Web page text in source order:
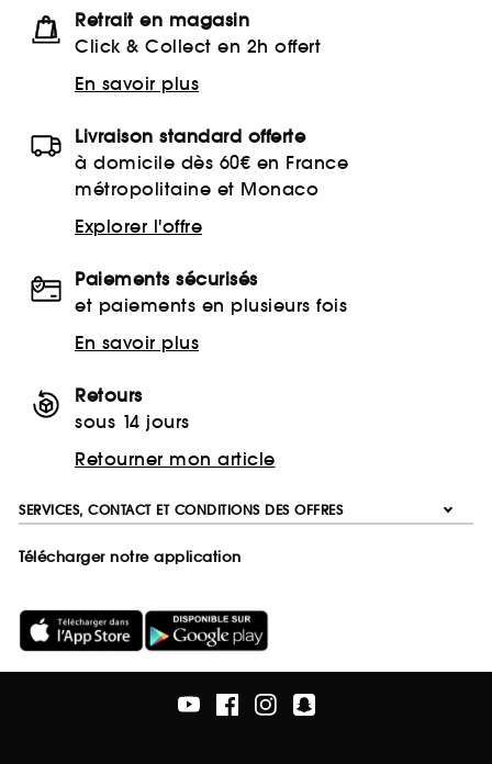
Retrait en magasin
Click & Collect en 2h offert
En savoir plus
Livraison standard offerte
à domicile dès 60€ en France
métropolitaine et Monaco
Explorer l'offre
Paiements sécurisés
et paiements en plusieurs fois
En savoir plus
Retours
sous 14 jours
Retourner mon article
SERVICES, CONTACT ET CONDITIONS DES OFFRES
Télécharger notre application